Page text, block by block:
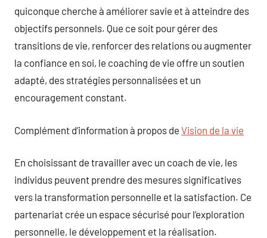
quiconque cherche à améliorer savie et à atteindre des
objectifs personnels. Que ce soit pour gérer des
transitions de vie, renforcer des relations ou augmenter
la confiance en soi, le coaching de vie offre un soutien
adapté, des stratégies personnalisées et un
encouragement constant.
Complément d’information à propos de Vision de la vie
En choisissant de travailler avec un coach de vie, les
individus peuvent prendre des mesures significatives
vers la transformation personnelle et la satisfaction. Ce
partenariat crée un espace sécurisé pour l’exploration
personnelle, le développement et la réalisation.